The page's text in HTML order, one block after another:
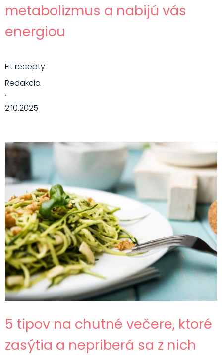
metabolizmus a nabijú vás
energiou
Fit recepty
Redakcia
·
2.10.2025
5 tipov na chutné večere, ktoré
zasýtia a nepriberá sa z nich